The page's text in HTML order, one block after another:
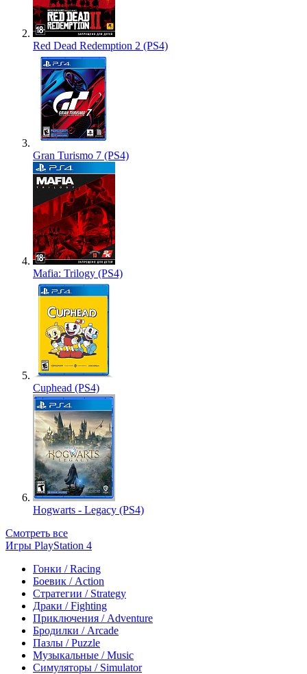
Red Dead Redemption 2 (PS4)
Gran Turismo 7 (PS4)
Mafia: Trilogy (PS4)
Cuphead (PS4)
Hogwarts - Legacy (PS4)
Смотреть все
Игры PlayStation 4
Гонки / Racing
Боевик / Action
Стратегии / Strategy
Драки / Fighting
Приключения / Adventure
Бродилки / Arcade
Пазлы / Puzzle
Музыкальные / Music
Симуляторы / Simulator